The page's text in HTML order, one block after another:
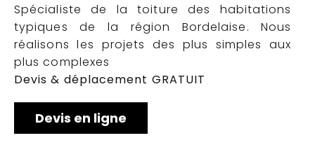
Spécialiste de la toiture des habitations
typiques de la région Bordelaise. Nous
réalisons les projets des plus simples aux
plus complexes
Devis & déplacement GRATUIT
Devis en ligne